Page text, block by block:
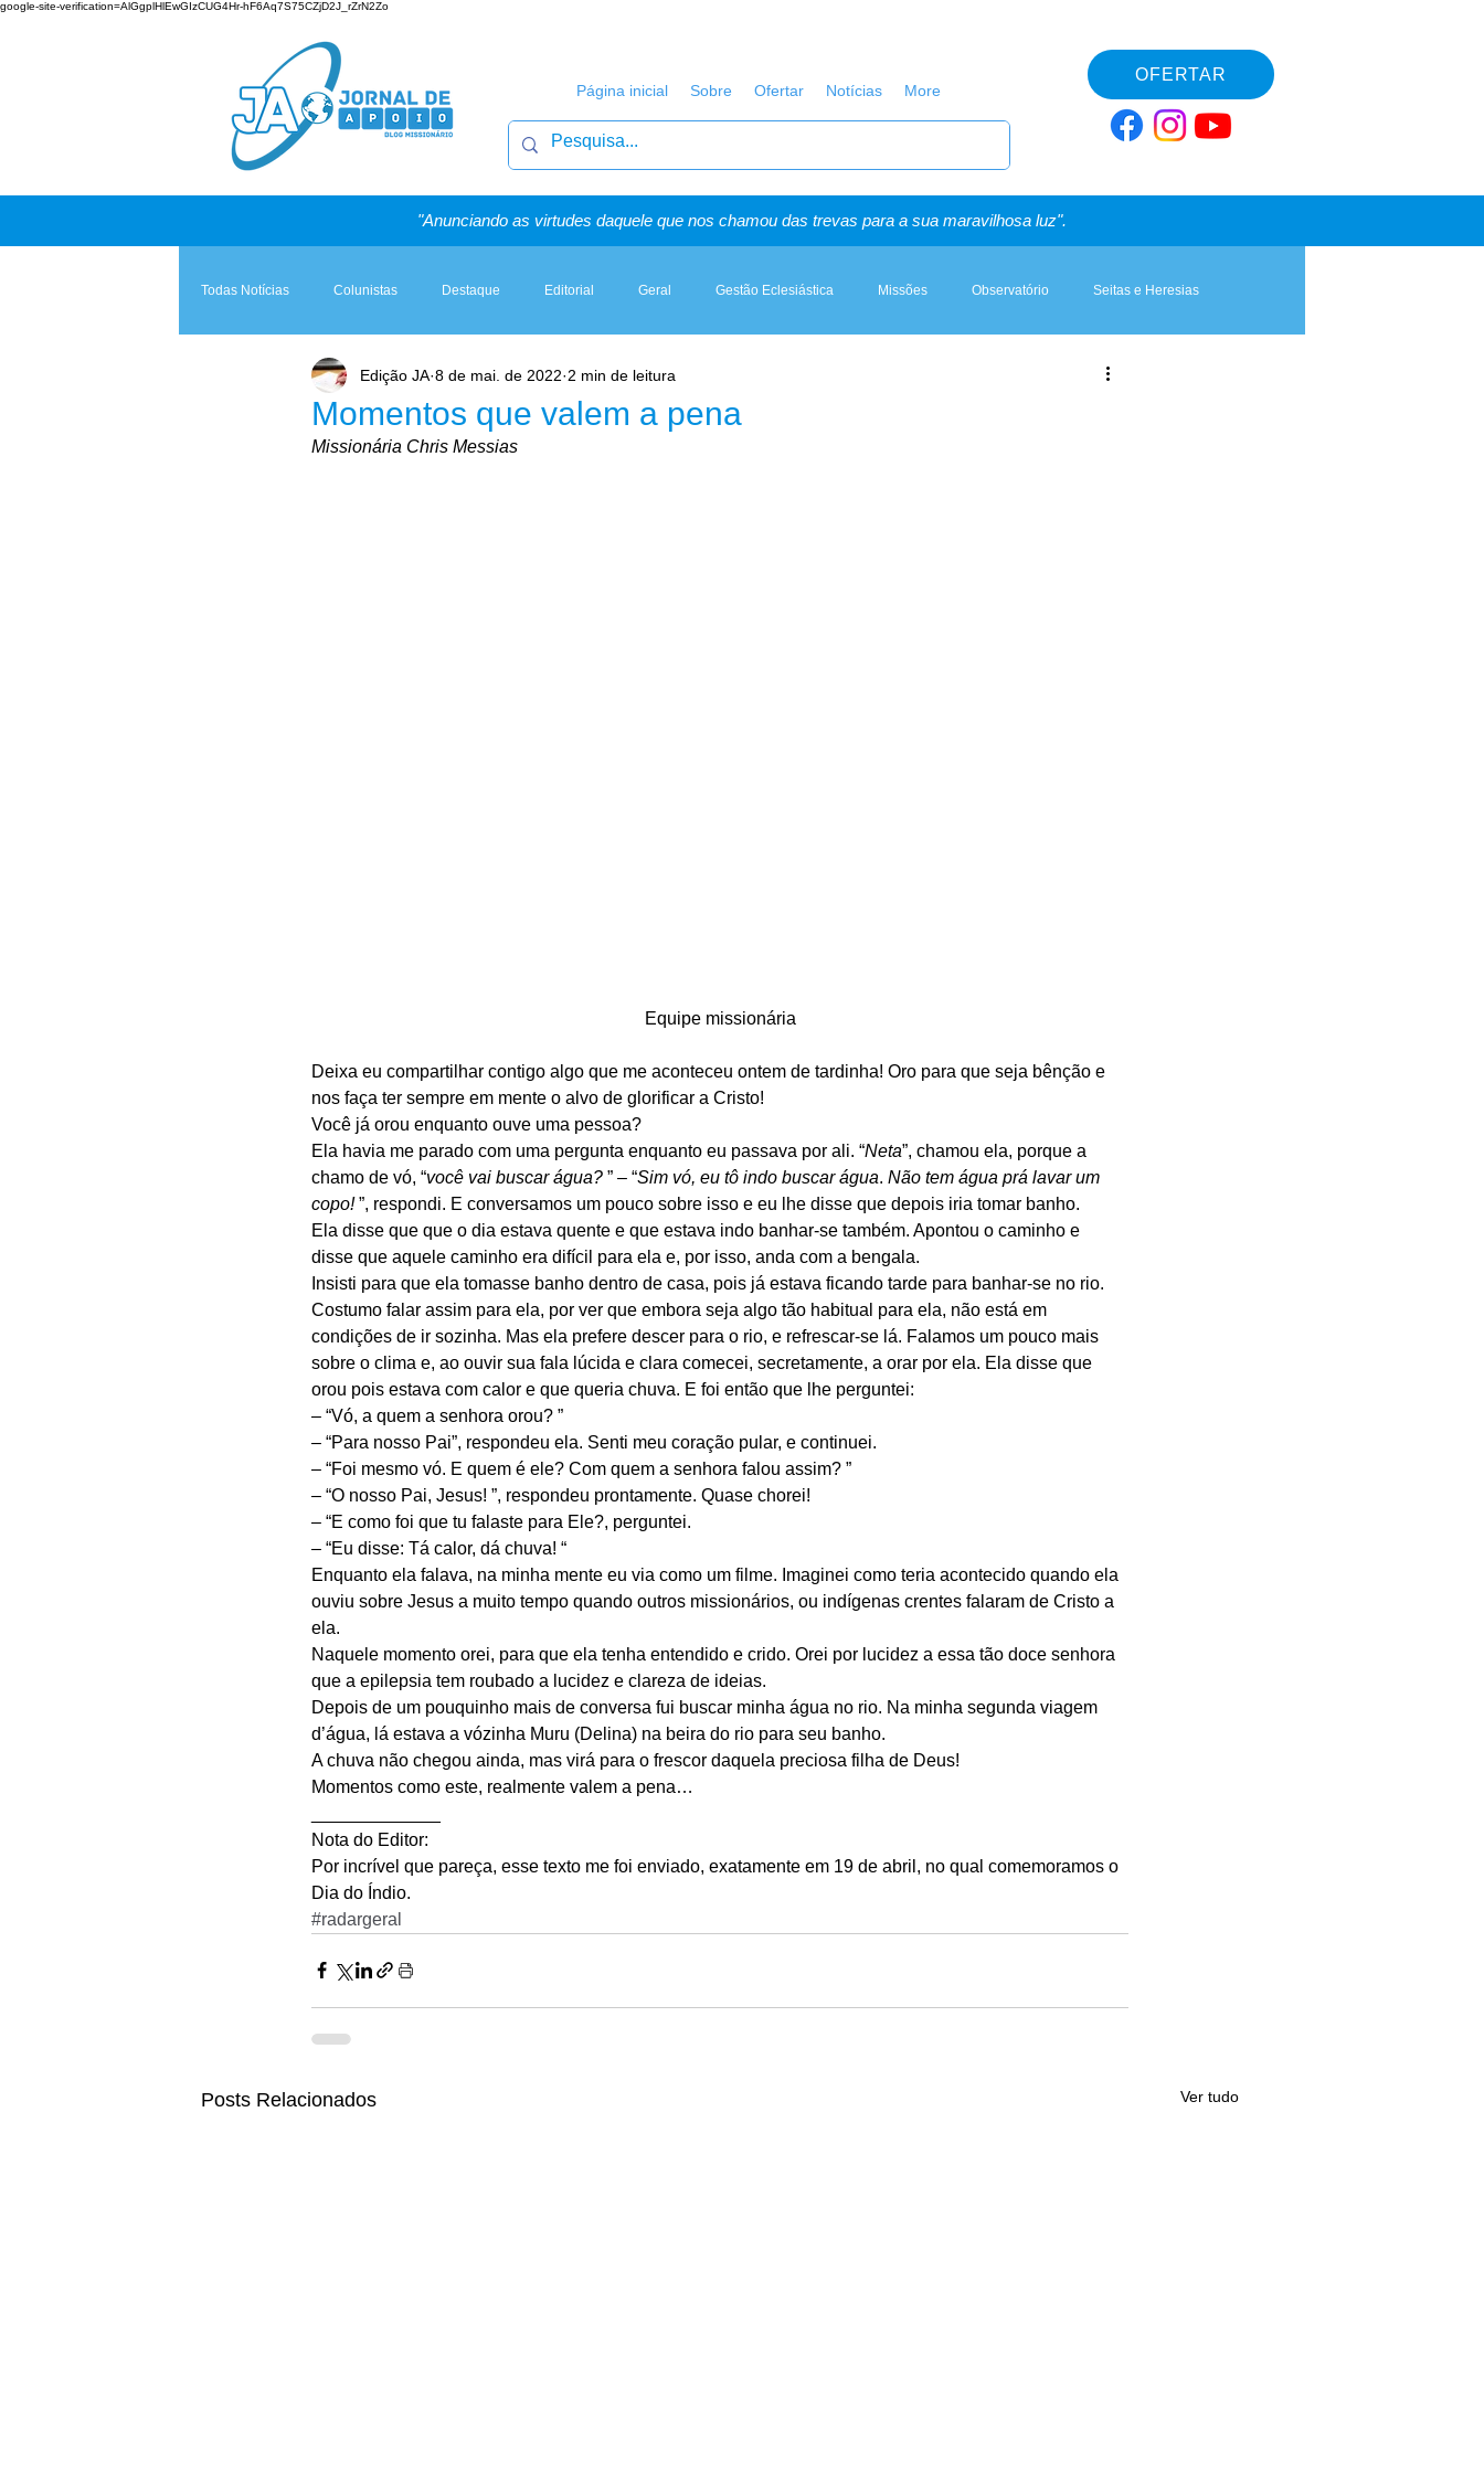
google-site-verification=AlGgplHlEwGIzCUG4Hr-hF6Aq7S75CZjD2J_rZrN2Zo
Página inicial Sobre Ofertar Notícias More
OFERTAR
"Anunciando as virtudes daquele que nos chamou das trevas para a sua maravilhosa luz".
Todas Notícias Colunistas Destaque Editorial Geral Gestão Eclesiástica Missões Observatório Seitas e Heresias
Teologia & Prática A Igreja e a Lei Artigos, Sermões & Esboços
Momentos que valem a pena
Edição JA 8 de mai. de 2022 2 min de leitura
Missionária Chris Messias
Equipe missionária
Deixa eu compartilhar contigo algo que me aconteceu ontem de tardinha! Oro para que seja bênção e
nos faça ter sempre em mente o alvo de glorificar a Cristo!
Você já orou enquanto ouve uma pessoa?
Ela havia me parado com uma pergunta enquanto eu passava por ali. “Neta”, chamou ela, porque a
chamo de vó, “você vai buscar água? ” – “Sim vó, eu tô indo buscar água. Não tem água prá lavar um
copo! ”, respondi. E conversamos um pouco sobre isso e eu lhe disse que depois iria tomar banho.
Ela disse que que o dia estava quente e que estava indo banhar-se também. Apontou o caminho e
disse que aquele caminho era difícil para ela e, por isso, anda com a bengala.
Insisti para que ela tomasse banho dentro de casa, pois já estava ficando tarde para banhar-se no rio.
Costumo falar assim para ela, por ver que embora seja algo tão habitual para ela, não está em
condições de ir sozinha. Mas ela prefere descer para o rio, e refrescar-se lá. Falamos um pouco mais
sobre o clima e, ao ouvir sua fala lúcida e clara comecei, secretamente, a orar por ela. Ela disse que
orou pois estava com calor e que queria chuva. E foi então que lhe perguntei:
– “Vó, a quem a senhora orou? ”
– “Para nosso Pai”, respondeu ela. Senti meu coração pular, e continuei.
– “Foi mesmo vó. E quem é ele? Com quem a senhora falou assim? ”
– “O nosso Pai, Jesus! ”, respondeu prontamente. Quase chorei!
– “E como foi que tu falaste para Ele?, perguntei.
– “Eu disse: Tá calor, dá chuva! “
Enquanto ela falava, na minha mente eu via como um filme. Imaginei como teria acontecido quando ela
ouviu sobre Jesus a muito tempo quando outros missionários, ou indígenas crentes falaram de Cristo a
ela.
Naquele momento orei, para que ela tenha entendido e crido. Orei por lucidez a essa tão doce senhora
que a epilepsia tem roubado a lucidez e clareza de ideias.
Depois de um pouquinho mais de conversa fui buscar minha água no rio. Na minha segunda viagem
d’água, lá estava a vózinha Muru (Delina) na beira do rio para seu banho.
A chuva não chegou ainda, mas virá para o frescor daquela preciosa filha de Deus!
Momentos como este, realmente valem a pena…
Nota do Editor:
Por incrível que pareça, esse texto me foi enviado, exatamente em 19 de abril, no qual comemoramos o
Dia do Índio.
#radargeral
Posts Relacionados Ver tudo